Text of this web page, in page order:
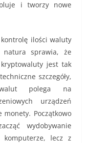
i tworzy nowe
ilości waluty
sprawia, że
jest tak
szczegóły,
polega na
urządzeń
Początkowo
wydobywanie
komputerze, lecz z